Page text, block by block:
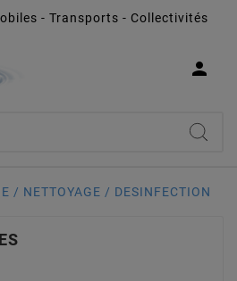
- Transports - Collectivités

/ NETTOYAGE / DESINFECTION